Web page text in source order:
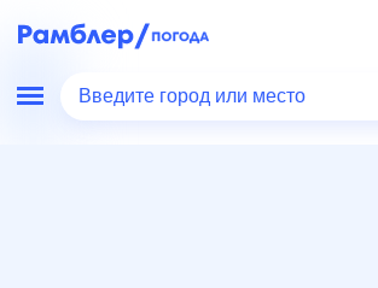
Введите город или место